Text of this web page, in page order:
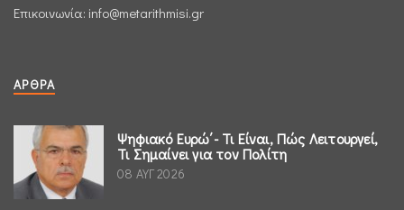
Επικοινωνία: info@metarithmisi.gr
ΆΡΘΡΑ
Ψηφιακό Ευρώ΄- Τι Είναι, Πώς Λειτουργεί,
Τι Σημαίνει για τον Πολίτη
08 ΑΥΓ 2026